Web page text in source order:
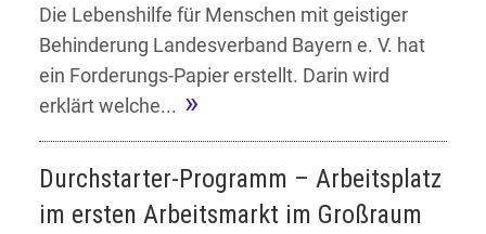
Die Lebenshilfe für Menschen mit geistiger
Behinderung Landesverband Bayern e. V. hat
ein Forderungs-Papier erstellt. Darin wird
erklärt welche...
Durchstarter-Programm – Arbeitsplatz
im ersten Arbeitsmarkt im Großraum